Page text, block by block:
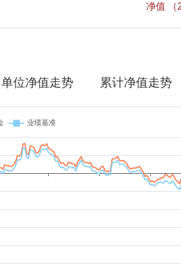
净值 （
单位净值走势 累计净值走势